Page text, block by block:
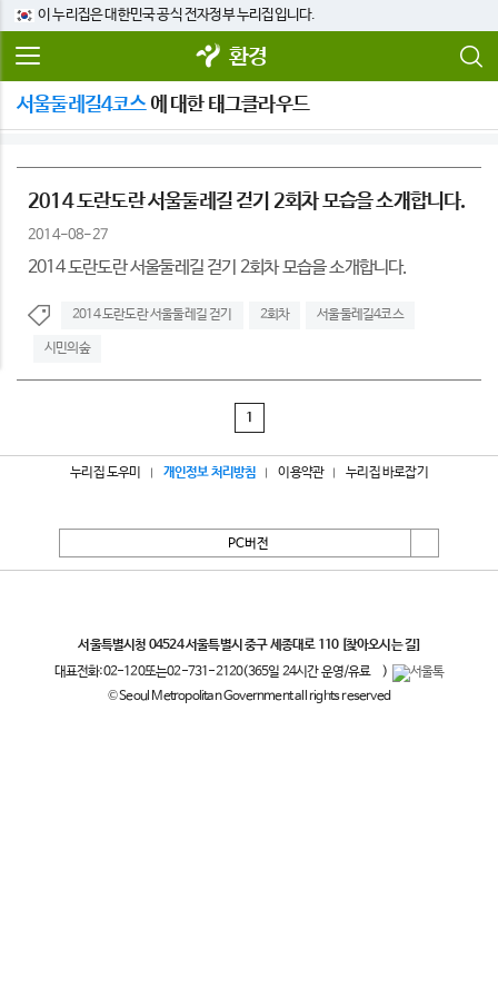
이 누리집은 대한민국 공식 전자정부 누리집입니다.
환경
서울둘레길4코스에 대한 태그클라우드
2014 도란도란 서울둘레길 걷기 2회차 모습을 소개합니다.
2014-08-27
2014 도란도란 서울둘레길 걷기 2회차 모습을 소개합니다.
2014 도란도란 서울둘레길 걷기 2회차 서울둘레길4코스
시민의숲
1
누리집 도우미 개인정보 처리방침 이용약관 누리집 바로잡기
PC버전
서울특별시청 04524 서울특별시 중구 세종대로 110 [찾아오시는 길]
대표전화:02-120또는02-731-2120(365일 24시간 운영/유료
)
© Seoul Metropolitan Government all rights reserved